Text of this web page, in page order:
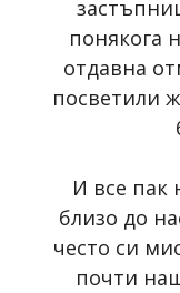
понякога
отдавна
посветили
И все пак
близо до
често си
почти